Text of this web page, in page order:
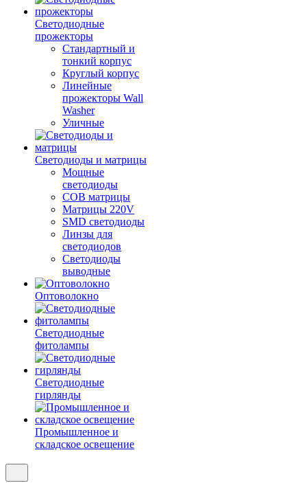
Светодиодные
прожекторы
Стандартный и
тонкий корпус
Круглый корпус
Линейные
прожекторы Wall
Washer
Уличные
Светодиоды и матрицы
Мощные
светодиоды
COB матрицы
Матрицы 220V
SMD светодиоды
Линзы для
светодиодов
Светодиоды
выводные
Оптоволокно
Светодиодные
фитолампы
Светодиодные
гирлянды
Промышленное и
складское освещение